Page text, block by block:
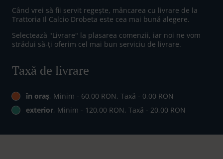
Când vrei să fii servit regește, mâncarea cu livrare de la
Trattoria Il Calcio Drobeta este cea mai bună alegere.
Selectează "Livrare" la plasarea comenzii, iar noi ne vom
strădui să-ți oferim cel mai bun serviciu de livrare.
Taxă de livrare
în oraș, Minim - 60,00 RON, Taxă - 0,00 RON
exterior, Minim - 120,00 RON, Taxă - 20,00 RON